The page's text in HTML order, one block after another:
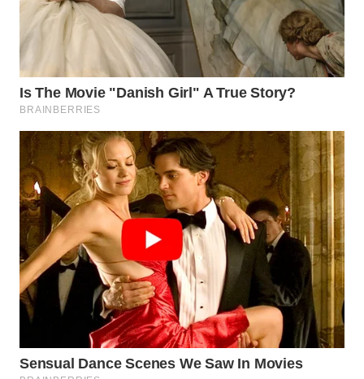
SELATAN
TANJUNG
LESUNG
WN
KARO
WN
SIMALUNGUN
WN
LABUHANBATU
WN